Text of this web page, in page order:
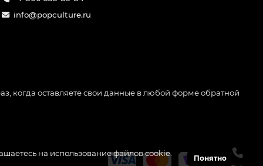
на использование файлов cookie.
Понятно
info@popculture.ru
когда оставляете свои данные в любой форме обратной